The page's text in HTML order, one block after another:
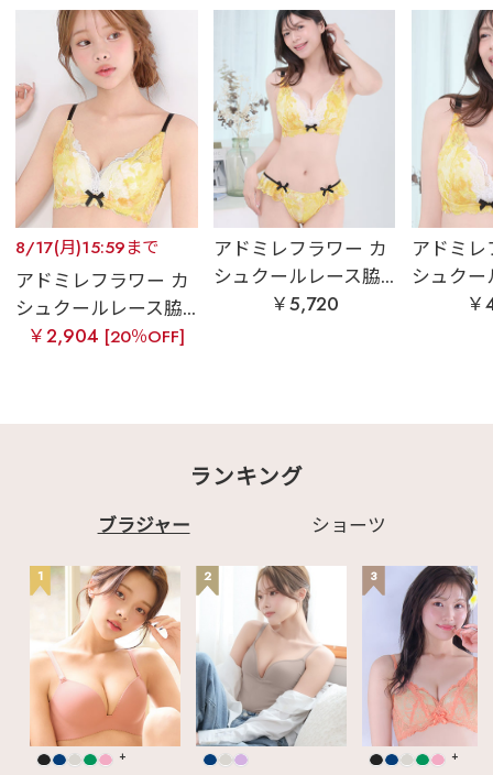
8/17(月)15:59まで
アドミレフラワー カ
シュクールレース脇...
￥2,904 [20％OFF]
アドミレフラワー カ
シュクールレース脇...
￥5,720
アドミ
シュクー
ランキング
ブラジャー ショーツ
1
+
2 3
+